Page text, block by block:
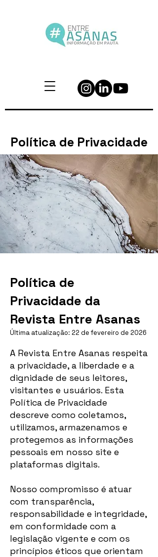
Política de Privacidade
Política de
Privacidade da
Revista Entre Asanas
Última atualização: 22 de fevereiro de 2026
A Revista Entre Asanas respeita
a privacidade, a liberdade e a
dignidade de seus leitores,
visitantes e usuários. Esta
Política de Privacidade
descreve como coletamos,
utilizamos, armazenamos e
protegemos as informações
pessoais em nosso site e
plataformas digitais.
Nosso compromisso é atuar
com transparência,
responsabilidade e integridade,
em conformidade com a
legislação vigente e com os
princípios éticos que orientam